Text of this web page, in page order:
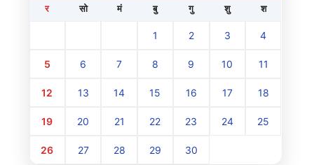
र सो मं बु गु शु श
1 2 3 4
5 6 7 8 9 10 11
12 13 14 15 16 17 18
19 20 21 22 23 24 25
26 27 28 29 30